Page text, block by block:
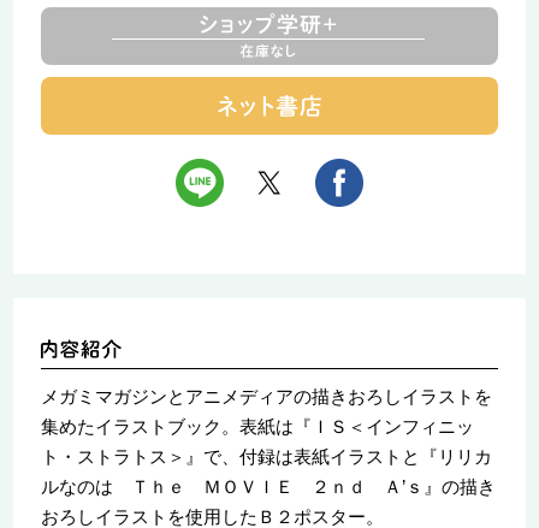
メガミマガジンとアニメディアの描きおろしイラストを
集めたイラストブック。表紙は『ＩＳ＜インフィニッ
ト・ストラトス＞』で、付録は表紙イラストと『リリカ
ルなのは Ｔｈｅ ＭＯＶＩＥ ２ｎｄ Ａ’ｓ』の描き
おろしイラストを使用したＢ２ポスター。